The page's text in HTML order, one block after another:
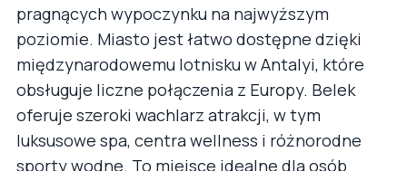
pragnących wypoczynku na najwyższym
poziomie. Miasto jest łatwo dostępne dzięki
międzynarodowemu lotnisku w Antalyi, które
obsługuje liczne połączenia z Europy. Belek
oferuje szeroki wachlarz atrakcji, w tym
luksusowe spa, centra wellness i różnorodne
sporty wodne. To miejsce idealne dla osób